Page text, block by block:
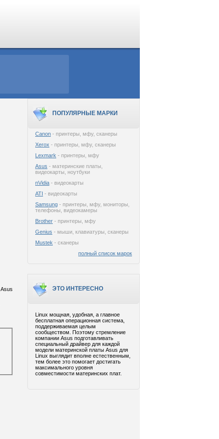
ПОПУЛЯРНЫЕ МАРКИ
Canon - принтеры, мфу, сканеры
Xerox - принтеры, мфу, сканеры
Lexmark - принтеры, мфу
Asus - материнские платы,
видеокарты, ноутбуки
nVidia - видеокарты
ATI - видеокарты
Samsung - принтеры, мфу, мониторы,
телефоны, видеокамеры
Brother - принтеры, мфу
Genius - мыши, клавиатуры, сканеры
Mustek - сканеры
полный список марок
ЭТО ИНТЕРЕСНО
Linux мощная, удобная, а главное
бесплатная операционная система,
поддерживаемая целым
сообществом. Поэтому стремление
компании Asus подготавливать
специальный драйвер для каждой
модели материнской платы Asus для
Linux выглядит вполне естественным,
тем более это помогает достигать
максимального уровня
совместимости материнских плат.